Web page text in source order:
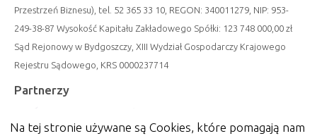
Przestrzeń Biznesu), tel. 52 365 33 10, REGON: 340011279, NIP: 953-
249-38-87 Wysokość Kapitału Zakładowego Spółki: 123 748 000,00 zł
Sąd Rejonowy w Bydgoszczy, XIII Wydział Gospodarczy Krajowego
Rejestru Sądowego, KRS 0000237714
Partnerzy
Na tej stronie używane są Cookies, które pomagają nam